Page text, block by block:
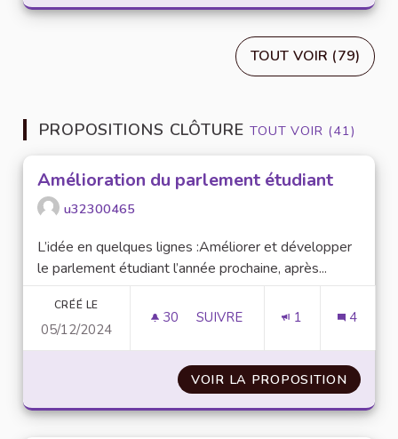
TOUT VOIR (79)
PROPOSITIONS CLÔTURE TOUT VOIR (41)
Amélioration du parlement étudiant
u32300465
L’idée en quelques lignes :Améliorer et développer
le parlement étudiant l’année prochaine, après...
CRÉÉ LE
05/12/2024
30 30 ABONNÉS
SUIVRE 1 4
VOIR LA PROPOSITION